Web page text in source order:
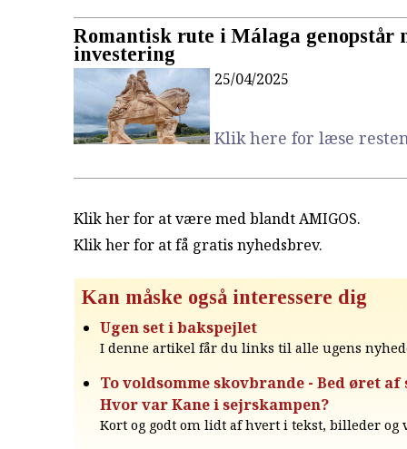
Romantisk rute i Málaga genopstår
investering
25/04/2025
Klik here for læse
Klik her for at være med blandt AMIGOS.
Klik her for at få gratis nyhedsbrev.
Kan måske også interessere dig
Ugen set i bakspejlet
I denne artikel får du links til alle ugens
To voldsomme skovbrande - Bed øret af
Hvor var Kane i sejrskampen?
Kort og godt om lidt af hvert i tekst, billeder og